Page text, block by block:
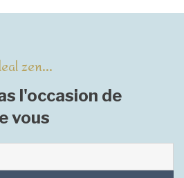
zen...
l'occasion de
vous